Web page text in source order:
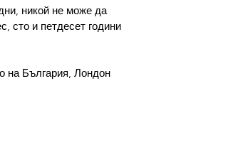
никой не може да
сто и петдесет години
на България, Лондон